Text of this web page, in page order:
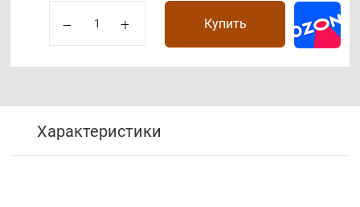
Купить
Характеристики